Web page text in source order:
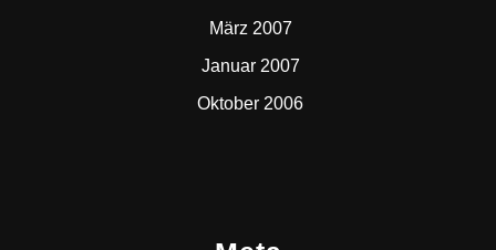
März 2007
Januar 2007
Oktober 2006